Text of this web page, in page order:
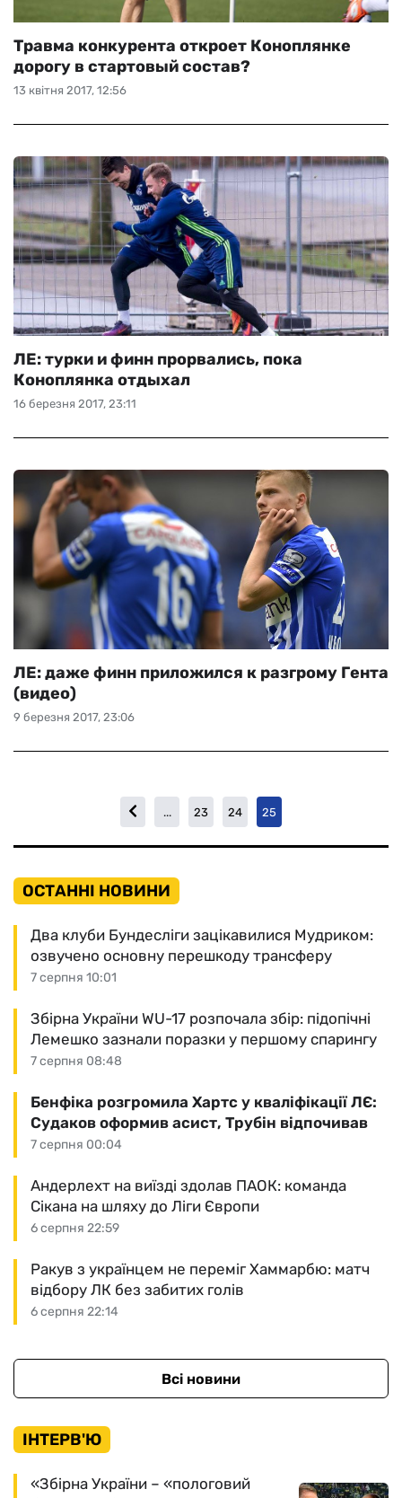
13 квітня 2017, 12:56
Травма конкурента откроет Коноплянке
дорогу в стартовый состав?
16 березня 2017, 23:11
ЛЕ: турки и финн прорвались, пока
Коноплянка отдыхал
9 березня 2017, 23:06
ЛЕ: даже финн приложился к разгрому Гента
(видео)
... 23 24 25
ОСТАННІ НОВИНИ
7 серпня 10:01
Два клуби Бундесліги зацікавилися Мудриком:
озвучено основну перешкоду трансферу
7 серпня 08:48
Збірна України WU-17 розпочала збір: підопічні
Лемешко зазнали поразки у першому спарингу
7 серпня 00:04
Бенфіка розгромила Хартс у кваліфікації ЛЄ:
Судаков оформив асист, Трубін відпочивав
6 серпня 22:59
Андерлехт на виїзді здолав ПАОК: команда
Сікана на шляху до Ліги Європи
6 серпня 22:14
Ракув з українцем не переміг Хаммарбю: матч
відбору ЛК без забитих голів
Всі новини
ІНТЕРВ'Ю
«Збірна України – «пологовий